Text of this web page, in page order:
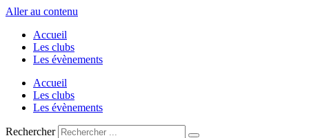
Aller au contenu
Accueil
Les clubs
Les évènements
Accueil
Les clubs
Les évènements
Rechercher